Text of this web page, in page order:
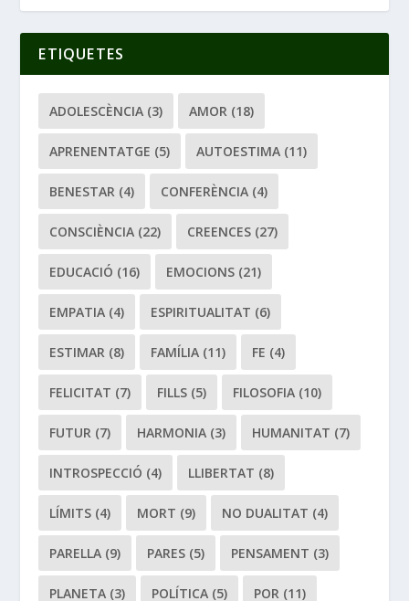
ETIQUETES
ADOLESCÈNCIA (3) AMOR (18)
APRENENTATGE (5) AUTOESTIMA (11)
BENESTAR (4) CONFERÈNCIA (4)
CONSCIÈNCIA (22) CREENCES (27)
EDUCACIÓ (16) EMOCIONS (21)
EMPATIA (4) ESPIRITUALITAT (6)
ESTIMAR (8) FAMÍLIA (11) FE (4)
FELICITAT (7) FILLS (5) FILOSOFIA (10)
FUTUR (7) HARMONIA (3) HUMANITAT (7)
INTROSPECCIÓ (4) LLIBERTAT (8)
LÍMITS (4) MORT (9) NO DUALITAT (4)
PARELLA (9) PARES (5) PENSAMENT (3)
PLANETA (3) POLÍTICA (5) POR (11)